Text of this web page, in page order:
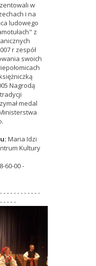
w
i na
ludowego
z
r zespół
swoich
Nagrodą
medal
Maria Idzi
Kultury
60-00 -
- - - - - - - - - - -
- - - -